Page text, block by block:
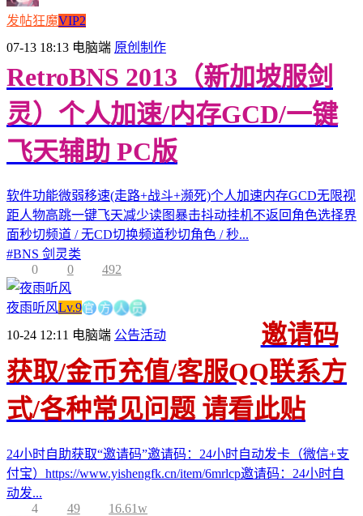
发帖狂魔VIP2
07-13 18:13 电脑端 原创制作
RetroBNS 2013（新加坡服剑
灵）个人加速/内存GCD/一键
飞天辅助 PC版
软件功能微弱移速(走路+战斗+濒死)个人加速内存GCD无限视
距人物高跳一键飞天减少读图暴击抖动挂机不返回角色选择界
面秒切频道 / 无CD切换频道秒切角色 / 秒...
#BNS 剑灵类
0
0 492
夜雨听风Lv.9官方人 员
10-24 12:11 电脑端 公告活动
邀请码
获取/金币充值/客服QQ联系方
式/各种常见问题 请看此贴
24小时自助获取“邀请码”邀请码：24小时自动发卡（微信+支
付宝）https://www.yishengfk.cn/item/6mrlcp邀请码：24小时自
动发...
4
49 16.61w